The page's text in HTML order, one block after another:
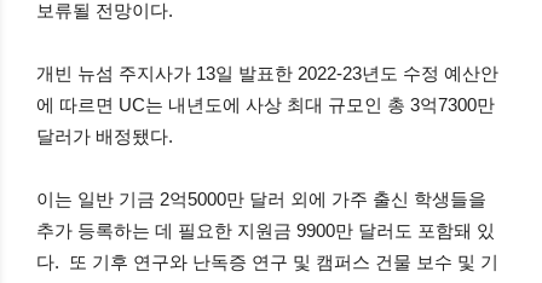
보류될 전망이다.
개빈 뉴섬 주지사가 13일 발표한 2022-23년도 수정 예산안
에 따르면 UC는 내년도에 사상 최대 규모인 총 3억7300만
달러가 배정됐다.
이는 일반 기금 2억5000만 달러 외에 가주 출신 학생들을
추가 등록하는 데 필요한 지원금 9900만 달러도 포함돼 있
다. 또 기후 연구와 난독증 연구 및 캠퍼스 건물 보수 및 기